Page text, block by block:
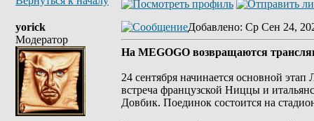
yorick
Модератор
Добавлено: Ср Сен 24,
На MEGOGO возвращаются
24 сентября начинается основной
встреча французской Ниццы и
Довбик. Поединок состоится на